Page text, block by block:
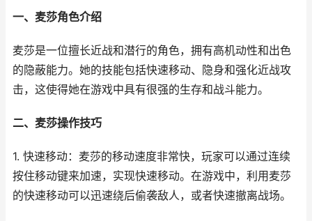
一、麦莎角色介绍
麦莎是一位擅长近战和潜行的角色，拥有高机动性和出色
的隐蔽能力。她的技能包括快速移动、隐身和强化近战攻
击，这使得她在游戏中具有很强的生存和战斗能力。
二、麦莎操作技巧
1. 快速移动：麦莎的移动速度非常快，玩家可以通过连续
按住移动键来加速，实现快速移动。在游戏中，利用麦莎
的快速移动可以迅速绕后偷袭敌人，或者快速撤离战场。